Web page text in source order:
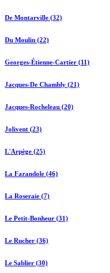
De Montarville (32)
Du Moulin (22)
Georges-Étienne-Cartier (11)
Jacques-De Chambly (21)
Jacques-Rocheleau (20)
Jolivent (23)
L'Arpège (25)
La Farandole (46)
La Roseraie (7)
Le Petit-Bonheur (31)
Le Rucher (36)
Le Sablier (30)